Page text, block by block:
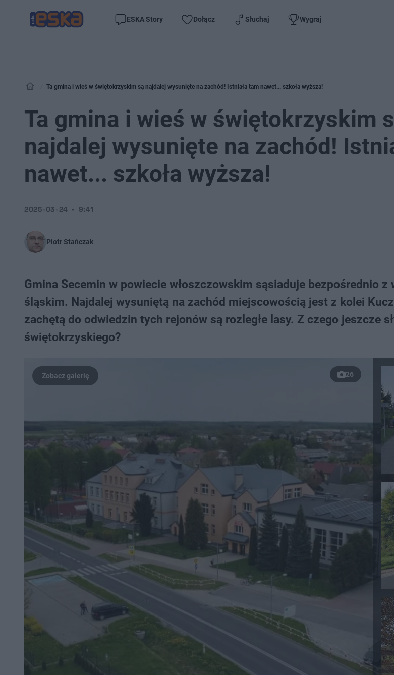
ESKA Story Dołącz Słuchaj Wygraj
Ta gmina i wieś w świętokrzyskim są najdalej wysunięte na zachód! Istniała tam nawet... szkoła wyższa!
Ta gmina i wieś w świętokrzyskim
najdalej wysunięte na zachód!
nawet... szkoła wyższa!
Piotr Stańczak
2025-03-24 9:41
Gmina Secemin w powiecie włoszczowskim sąsiaduje bezpośrednio z
śląskim. Najdalej wysuniętą na zachód miejscowością jest z kolei
zachętą do odwiedzin tych rejonów są rozległe lasy. Z czego jeszcze
świętokrzyskiego?
26